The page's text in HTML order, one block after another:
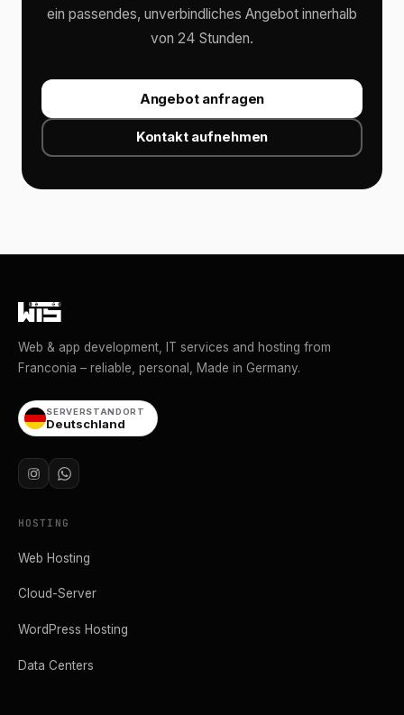
ein passendes, unverbindliches Angebot innerhalb
von 24 Stunden.
Angebot anfragen
Kontakt aufnehmen
Web & app development, IT services and hosting from
Franconia – reliable, personal, Made in Germany.
SERVERSTANDORT
Deutschland
HOSTING
Web Hosting
Cloud-Server
WordPress Hosting
Data Centers